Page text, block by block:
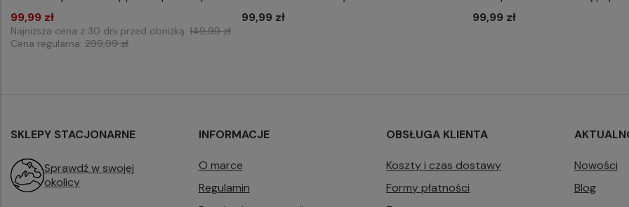
99,99 zł
Najniższa cena z 30 dni przed obniżką: 149,99 zł
Cena regularna: 299,99 zł
99,99 zł 99,99 zł
SKLEPY STACJONARNE
Sprawdź w swojej
okolicy
INFORMACJE
O marce
Regulamin
OBSŁUGA KLIENTA
Koszty i czas dostawy
Formy płatności
Nowości
Blog